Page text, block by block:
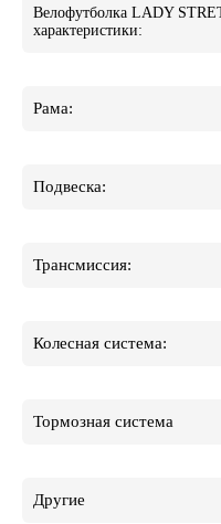
Велофутболка LADY
характеристики:
Рама:
Подвеска:
Трансмиссия:
Колесная система:
Тормозная система
Другие